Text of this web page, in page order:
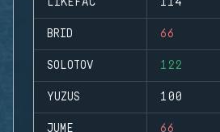
BRID 66
SOLOTOV 122
YUZUS 100
JUME 66